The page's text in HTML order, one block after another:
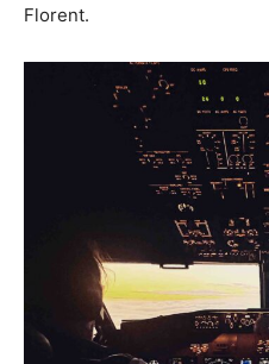
Florent.